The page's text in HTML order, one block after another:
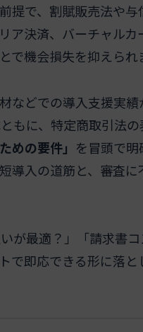
提で、割賦販売法や与
ア決済、バーチャル
で機会損失を抑えられ
などでの導入支援実
もに、特定商取引法
めの要件」 を冒頭で
導入の道筋と、審査
が最適？」「請求書
で即応できる形に落